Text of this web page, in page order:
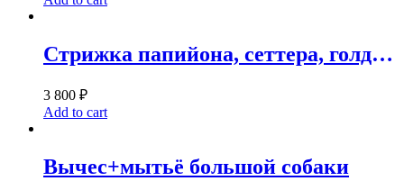
Стрижка папийона, сеттера, голден ретривера, русского охотничьего спаниеля, кавалер кинг чарлз спаниеля
3 800 ₽
Add to cart
Вычес+мытьё большой собаки